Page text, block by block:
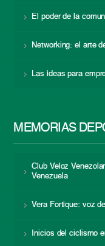
El poder de la
Networking: el arte
Las ideas para
MEMORIAS
Club Veloz
Venezuela
Vera Fortique: voz
Inicios del ciclismo